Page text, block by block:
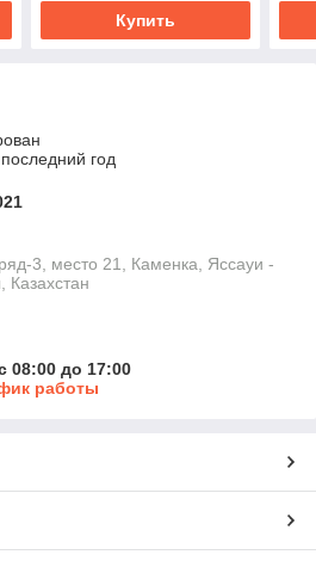
Купить
год
3, место 21, Каменка, Яссауи -
08:00 до 17:00
работы